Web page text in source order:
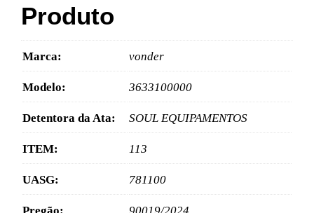
Produto
Marca: vonder
Modelo: 3633100000
Detentora da Ata: SOUL EQUIPAMENTOS
ITEM: 113
UASG: 781100